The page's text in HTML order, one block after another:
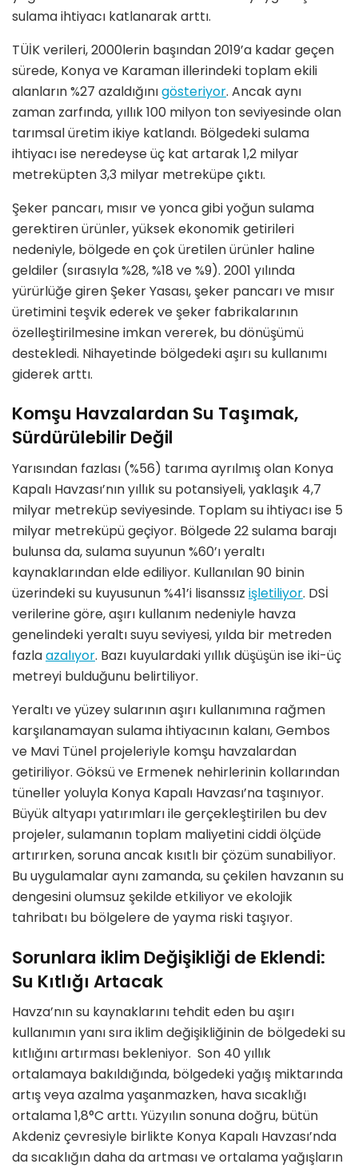
sulama ihtiyacı katlanarak arttı.
TÜİK verileri, 2000lerin başından 2019’a kadar geçen
sürede, Konya ve Karaman illerindeki toplam ekili
alanların %27 azaldığınıgösteriyor. Ancak aynı
zaman zarfında, yıllık 100 milyon ton seviyesinde olan
tarımsal üretim ikiye katlandı. Bölgedeki sulama
ihtiyacı ise neredeyse üç kat artarak 1,2 milyar
metreküpten 3,3 milyar metreküpe çıktı.
Şeker pancarı, mısır ve yonca gibi yoğun sulama
gerektiren ürünler, yüksek ekonomik getirileri
nedeniyle, bölgede en çok üretilen ürünler haline
geldiler (sırasıyla %28, %18 ve %9). 2001 yılında
yürürlüğe giren Şeker Yasası, şeker pancarı ve mısır
üretimini teşvik ederek ve şeker fabrikalarının
özelleştirilmesine imkan vererek, bu dönüşümü
destekledi. Nihayetinde bölgedeki aşırı su kullanımı
giderek arttı.
Komşu Havzalardan Su Taşımak,
Sürdürülebilir Değil
Yarısından fazlası (%56) tarıma ayrılmış olan Konya
Kapalı Havzası’nın yıllık su potansiyeli, yaklaşık 4,7
milyar metreküp seviyesinde. Toplam su ihtiyacı ise 5
milyar metreküpü geçiyor. Bölgede 22 sulama barajı
bulunsa da, sulama suyunun %60’ı yeraltı
kaynaklarından elde ediliyor. Kullanılan 90 binin
üzerindeki su kuyusunun %41’i lisanssız işletiliyor. DSİ
verilerine göre, aşırı kullanım nedeniyle havza
genelindeki yeraltı suyu seviyesi, yılda bir metreden
fazlaazalıyor. Bazı kuyulardaki yıllık düşüşün ise iki-üç
metreyi bulduğunu belirtiliyor.
Yeraltı ve yüzey sularının aşırı kullanımına rağmen
karşılanamayan sulama ihtiyacının kalanı, Gembos
ve Mavi Tünel projeleriyle komşu havzalardan
getiriliyor. Göksü ve Ermenek nehirlerinin kollarından
tüneller yoluyla Konya Kapalı Havzası’na taşınıyor.
Büyük altyapı yatırımları ile gerçekleştirilen bu dev
projeler, sulamanın toplam maliyetini ciddi ölçüde
artırırken, soruna ancak kısıtlı bir çözüm sunabiliyor.
Bu uygulamalar aynı zamanda, su çekilen havzanın su
dengesini olumsuz şekilde etkiliyor ve ekolojik
tahribatı bu bölgelere de yayma riski taşıyor.
Sorunlara iklim Değişikliği de Eklendi:
Su Kıtlığı Artacak
Havza’nın su kaynaklarını tehdit eden bu aşırı
kullanımın yanı sıra iklim değişikliğinin de bölgedeki su
kıtlığını artırması bekleniyor. Son 40 yıllık
ortalamaya bakıldığında, bölgedeki yağış miktarında
artış veya azalma yaşanmazken, hava sıcaklığı
ortalama 1,8°C arttı. Yüzyılın sonuna doğru, bütün
Akdeniz çevresiyle birlikte Konya Kapalı Havzası’nda
da sıcaklığın daha da artması ve ortalama yağışların